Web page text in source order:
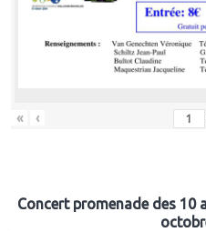
« ‹
Concert promenade des 10